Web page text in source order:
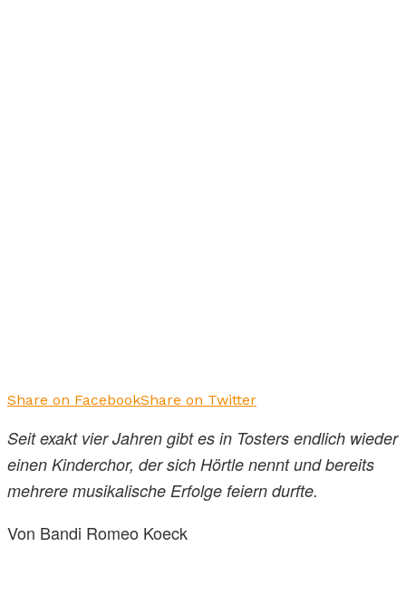
Share on FacebookShare on Twitter
Seit exakt vier Jahren gibt es in Tosters endlich wieder
einen Kinderchor, der sich Hörtle nennt und bereits
mehrere musikalische Erfolge feiern durfte.
Von Bandi Romeo Koeck